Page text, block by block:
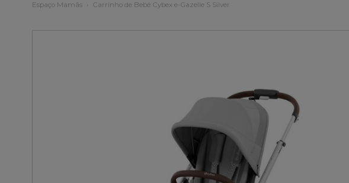
Espaço Mamãs Carrinho de Bebé Cybex e-Gazelle S Silver